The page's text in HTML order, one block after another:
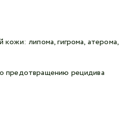
кожи: липома, гигрома, атерома,
предотвращению рецидива